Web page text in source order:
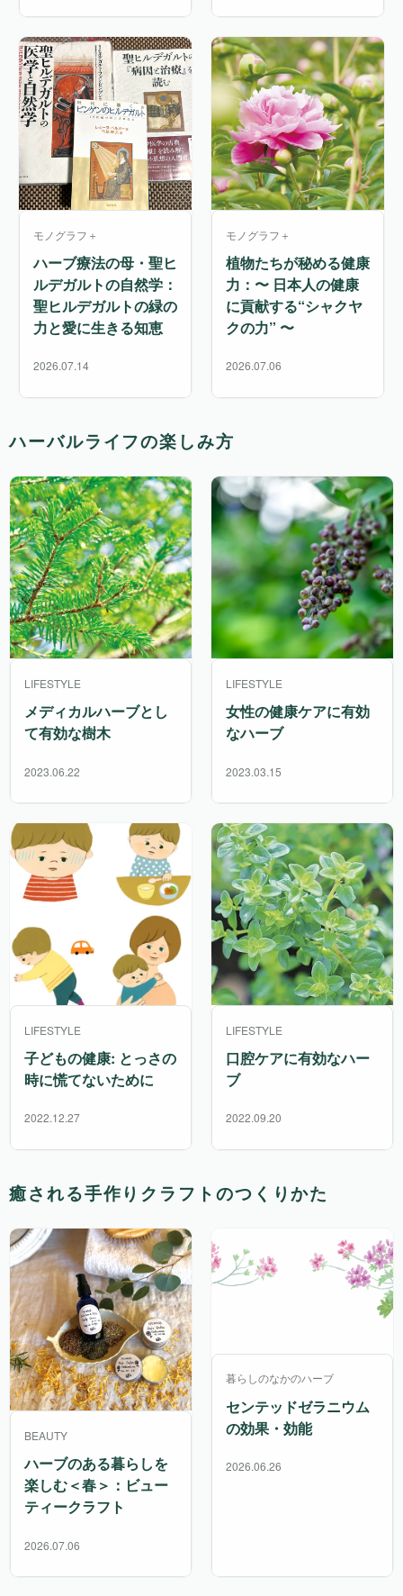
モノグラフ＋
ハーブ療法の母・聖ヒ
ルデガルトの自然学：
聖ヒルデガルトの緑の
力と愛に生きる知恵
2026.07.14
モノグラフ＋
植物たちが秘める健康
力：〜 日本人の健康
に貢献する“シャクヤ
クの力” 〜
2026.07.06
ハーバルライフの楽しみ方
LIFESTYLE
メディカルハーブとし
て有効な樹木
2023.06.22
LIFESTYLE
女性の健康ケアに有効
なハーブ
2023.03.15
LIFESTYLE
子どもの健康: とっさの
時に慌てないために
2022.12.27
LIFESTYLE
口腔ケアに有効なハー
ブ
2022.09.20
癒される手作りクラフトのつくりかた
BEAUTY
ハーブのある暮らしを
楽しむ＜春＞：ビュー
ティークラフト
2026.07.06
暮らしのなかのハーブ
センテッドゼラニウム
の効果・効能
2026.06.26